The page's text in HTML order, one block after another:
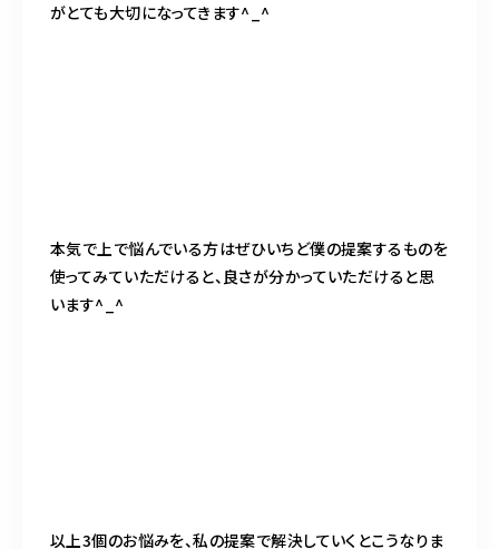
がとても大切になってきます^_^
本気で上で悩んでいる方はぜひいちど僕の提案するものを
使ってみていただけると、良さが分かっていただけると思
います^_^
以上3個のお悩みを、私の提案で解決していくとこうなりま